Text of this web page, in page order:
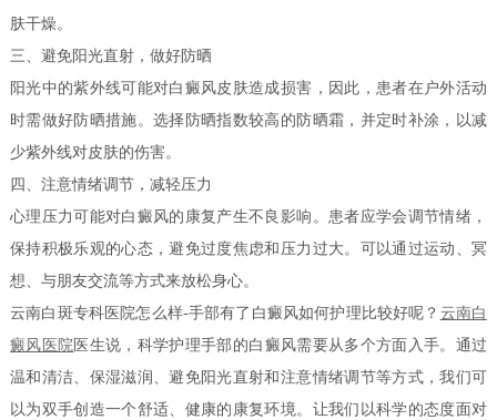
肤干燥。
三、避免阳光直射，做好防晒
阳光中的紫外线可能对白癜风皮肤造成损害，因此，患者在户外活动
时需做好防晒措施。选择防晒指数较高的防晒霜，并定时补涂，以减
少紫外线对皮肤的伤害。
四、注意情绪调节，减轻压力
心理压力可能对白癜风的康复产生不良影响。患者应学会调节情绪，
保持积极乐观的心态，避免过度焦虑和压力过大。可以通过运动、冥
想、与朋友交流等方式来放松身心。
云南白斑专科医院怎么样-手部有了白癜风如何护理比较好呢？ 云南白
癜风医院 医生说，科学护理手部的白癜风需要从多个方面入手。通过
温和清洁、保湿滋润、避免阳光直射和注意情绪调节等方式，我们可
以为双手创造一个舒适、健康的康复环境。让我们以科学的态度面对